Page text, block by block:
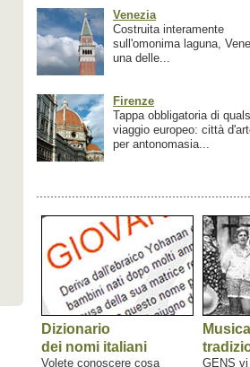
Venezia
Costruita interamente
sull'omonima laguna,
una delle...
Firenze
Tappa obbligatoria di
viaggio europeo: città
per antonomasia...
Dizionario
dei nomi italiani
Volete conoscere cosa
Musica
GENS